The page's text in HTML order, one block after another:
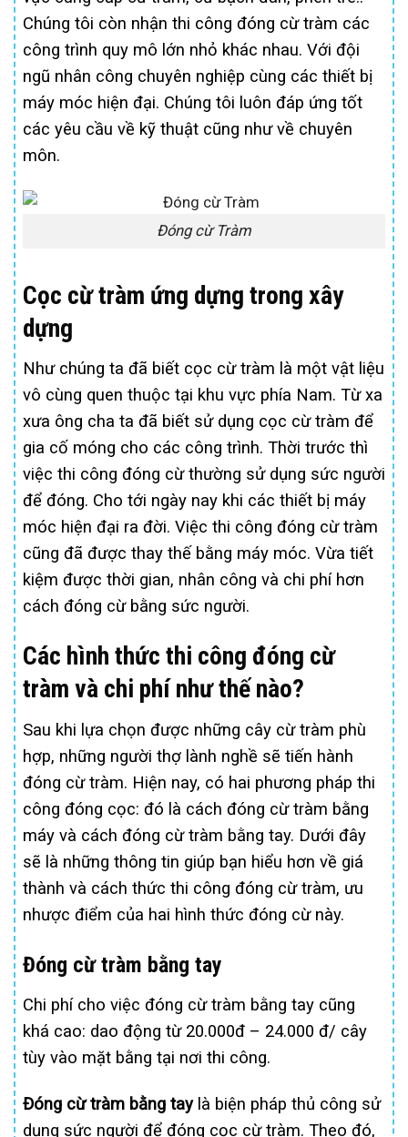
Chúng tôi còn nhận thi công đóng cừ tràm các
công trình quy mô lớn nhỏ khác nhau. Với đội
ngũ nhân công chuyên nghiệp cùng các thiết bị
máy móc hiện đại. Chúng tôi luôn đáp ứng tốt
các yêu cầu về kỹ thuật cũng như về chuyên
môn.
Đóng cừ Tràm
Cọc cừ tràm ứng dựng trong xây
dựng
Như chúng ta đã biết cọc cừ tràm là một vật liệu
vô cùng quen thuộc tại khu vực phía Nam. Từ xa
xưa ông cha ta đã biết sử dụng cọc cừ tràm để
gia cố móng cho các công trình. Thời trước thì
việc thi công đóng cừ thường sử dụng sức người
để đóng. Cho tới ngày nay khi các thiết bị máy
móc hiện đại ra đời. Việc thi công đóng cừ tràm
cũng đã được thay thế bằng máy móc. Vừa tiết
kiệm được thời gian, nhân công và chi phí hơn
cách đóng cừ bằng sức người.
Các hình thức thi công đóng cừ
tràm và chi phí như thế nào?
Sau khi lựa chọn được những cây cừ tràm phù
hợp, những người thợ lành nghề sẽ tiến hành
đóng cừ tràm. Hiện nay, có hai phương pháp thi
công đóng cọc: đó là cách đóng cừ tràm bằng
máy và cách đóng cừ tràm bằng tay. Dưới đây
sẽ là những thông tin giúp bạn hiểu hơn về giá
thành và cách thức thi công đóng cừ tràm, ưu
nhược điểm của hai hình thức đóng cừ này.
Đóng cừ tràm bằng tay
Chi phí cho việc đóng cừ tràm bằng tay cũng
khá cao: dao động từ 20.000đ – 24.000 đ/ cây
tùy vào mặt bằng tại nơi thi công.
Đóng cừ tràm bằng taylà biện pháp thủ công sử
dụng sức người để đóng cọc cừ tràm. Theo đó,